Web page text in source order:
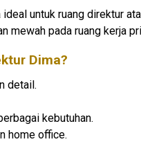
untuk ruang direktur
mewah pada ruang
Dima?
detail.
kebutuhan.
home office.